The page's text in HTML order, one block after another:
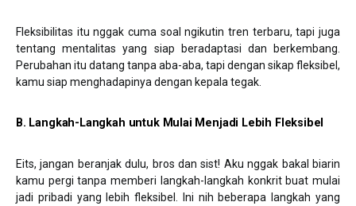
Fleksibilitas itu nggak cuma soal ngikutin tren terbaru, tapi juga
tentang mentalitas yang siap beradaptasi dan berkembang.
Perubahan itu datang tanpa aba-aba, tapi dengan sikap fleksibel,
kamu siap menghadapinya dengan kepala tegak.
B. Langkah-Langkah untuk Mulai Menjadi Lebih Fleksibel
Eits, jangan beranjak dulu, bros dan sist! Aku nggak bakal biarin
kamu pergi tanpa memberi langkah-langkah konkrit buat mulai
jadi pribadi yang lebih fleksibel. Ini nih beberapa langkah yang